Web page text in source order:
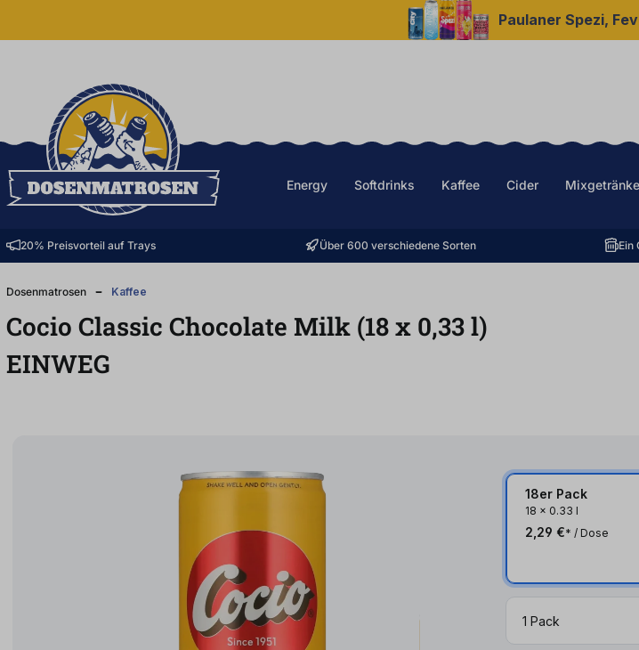
Paulaner Spezi,
Energy Softdrinks Kaffee Cider Mixgetränke
20% Preisvorteil auf Trays Über 600 verschiedene Sorten Ein
Dosenmatrosen Kaffee
Cocio Classic Chocolate Milk (18x 0,33l)
EINWEG
18er Pack
18 x 0.33 l
2,29 €* / Dose